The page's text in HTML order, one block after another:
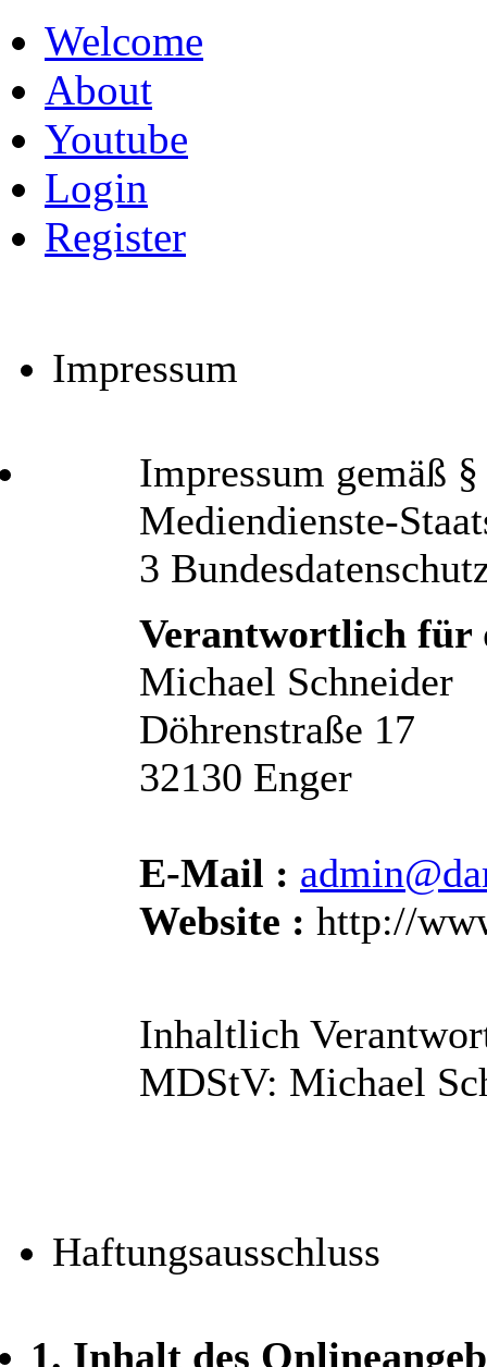
Welcome
About
Youtube
Login
Register
Impressum
Impressum gemäß
Mediendienste-
3
Verantwortlich für
Michael Schneider
Döhrenstraße 17
32130 Enger
E-Mail :
Website : http://
Inhaltlich
MDStV: Michael
Haftungsausschluss
1. Inhalt des